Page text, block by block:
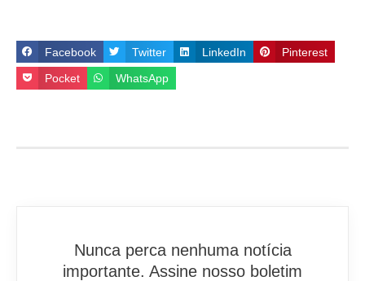
Facebook Twitter LinkedIn Pinterest
Pocket WhatsApp
Nunca perca nenhuma notícia
importante. Assine nosso boletim